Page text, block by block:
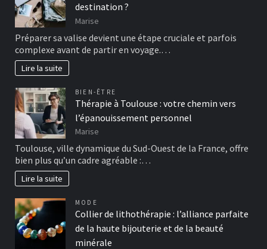
destination ?
Marise
Préparer sa valise devient une étape cruciale et parfois
complexe avant de partir en voyage.…
Lire la suite
BIEN-ÊTRE
Thérapie à Toulouse : votre chemin vers
l’épanouissement personnel
Marise
Toulouse, ville dynamique du Sud-Ouest de la France, offre
bien plus qu’un cadre agréable :…
Lire la suite
MODE
Collier de lithothérapie : l’alliance parfaite
de la haute bijouterie et de la beauté
minérale